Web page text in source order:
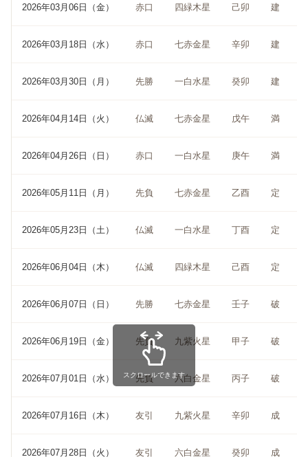
2026年03月06日（金） 赤口 四緑木星 己卯 建
2026年03月18日（水） 赤口 七赤金星 辛卯 建
2026年03月30日（月） 先勝 一白水星 癸卯 建
2026年04月14日（火） 仏滅 七赤金星 戊午 満
2026年04月26日（日） 赤口 一白水星 庚午 満
2026年05月11日（月） 先負 七赤金星 乙酉 定
2026年05月23日（土） 仏滅 一白水星 丁酉 定
2026年06月04日（木） 仏滅 四緑木星 己酉 定
2026年06月07日（日） 先勝 七赤金星 壬子 破
2026年06月19日（金） 先負 九紫火星 甲子 破
2026年07月01日（水） 先負 六白金星 丙子 破
2026年07月16日（木） 友引 九紫火星 辛卯 成
2026年07月28日（火） 友引 六白金星 癸卯 成
スクロールできます